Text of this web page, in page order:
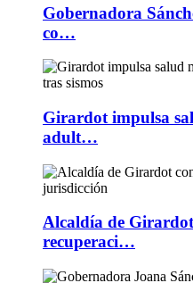
Gobernadora
co…
Girardot impulsa
adult…
Alcaldía de
recuperaci…